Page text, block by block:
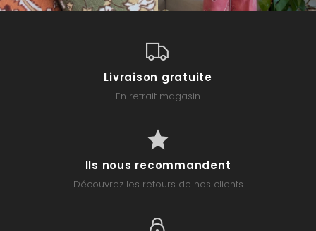
Livraison gratuite
En retrait magasin
Ils nous recommandent
Découvrez les retours de nos clients